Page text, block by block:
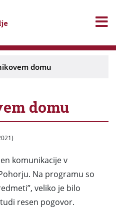
domu
domu
komunikacije v
Na programu so
veliko je bilo
resen pogovor.